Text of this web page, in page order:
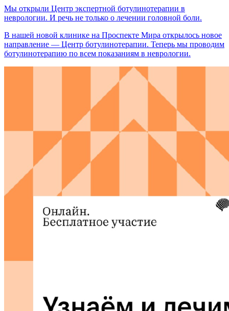
Мы открыли Центр экспертной ботулинотерапии в
неврологии. И речь не только о лечении головной боли.
В нашей новой клинике на Проспекте Мира открылось новое
направление — Центр ботулинотерапии. Теперь мы проводим
ботулинотерапию по всем показаниям в неврологии.